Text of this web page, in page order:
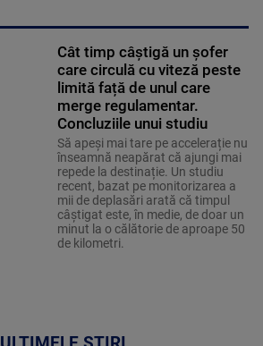
Cât timp câștigă un șofer
care circulă cu viteză peste
limită față de unul care
merge regulamentar.
Concluziile unui studiu
Să apeși mai tare pe accelerație nu
înseamnă neapărat că ajungi mai
repede la destinație. Un studiu
recent, bazat pe monitorizarea a
mii de deplasări arată că timpul
câștigat este, în medie, de doar un
minut la o călătorie de aproape 50
de kilometri.